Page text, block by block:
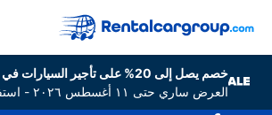
خصم يصل إلى 20% على تأجير السيارات في جميع أنحاء العالم
العرض ساري حتى ١١ أغسطس ٢٠٢٦ - استفد منه اليوم!